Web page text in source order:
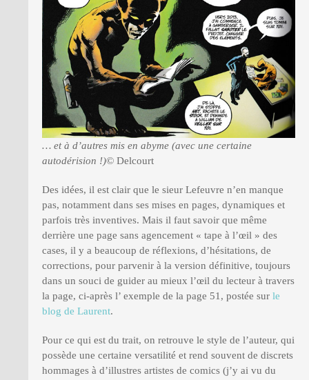
… et à d’autres mis en abyme (avec une certaine
autodérision !)© Delcourt
Des idées, il est clair que le sieur Lefeuvre n’en manque
pas, notamment dans ses mises en pages, dynamiques et
parfois très inventives. Mais il faut savoir que même
derrière une page sans agencement « tape à l’œil » des
cases, il y a beaucoup de réflexions, d’hésitations, de
corrections, pour parvenir à la version définitive, toujours
dans un souci de guider au mieux l’œil du lecteur à travers
la page, ci-après l’ exemple de la page 51, postée sur le
blog de Laurent.
Pour ce qui est du trait, on retrouve le style de l’auteur, qui
possède une certaine versatilité et rend souvent de discrets
hommages à d’illustres artistes de comics (j’y ai vu du